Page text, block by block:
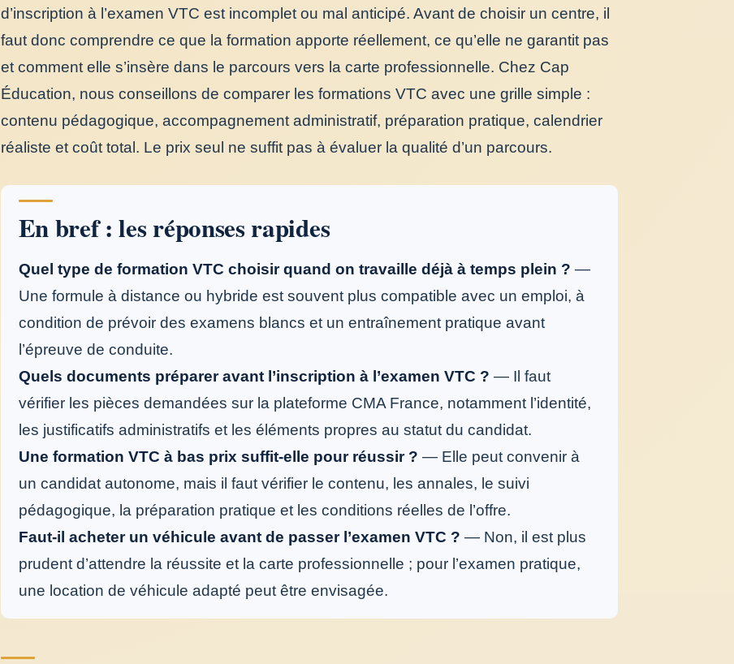
d’inscription à l’examen VTC est incomplet ou mal anticipé. Avant de choisir un centre, il
faut donc comprendre ce que la formation apporte réellement, ce qu’elle ne garantit pas
et comment elle s’insère dans le parcours vers la carte professionnelle. Chez Cap
Éducation, nous conseillons de comparer les formations VTC avec une grille simple :
contenu pédagogique, accompagnement administratif, préparation pratique, calendrier
réaliste et coût total. Le prix seul ne suffit pas à évaluer la qualité d’un parcours.
En bref : les réponses rapides
Quel type de formation VTC choisir quand on travaille déjà à temps plein ? —
Une formule à distance ou hybride est souvent plus compatible avec un emploi, à
condition de prévoir des examens blancs et un entraînement pratique avant
l’épreuve de conduite.
Quels documents préparer avant l’inscription à l’examen VTC ? — Il faut
vérifier les pièces demandées sur la plateforme CMA France, notamment l’identité,
les justificatifs administratifs et les éléments propres au statut du candidat.
Une formation VTC à bas prix suffit-elle pour réussir ? — Elle peut convenir à
un candidat autonome, mais il faut vérifier le contenu, les annales, le suivi
pédagogique, la préparation pratique et les conditions réelles de l’offre.
Faut-il acheter un véhicule avant de passer l’examen VTC ? — Non, il est plus
prudent d’attendre la réussite et la carte professionnelle ; pour l’examen pratique,
une location de véhicule adapté peut être envisagée.